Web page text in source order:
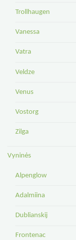
Trollhaugen
Vanessa
Vatra
Veldze
Venus
Vostorg
Zilga
Vyninės
Alpenglow
Adalmiina
Dublianskij
Frontenac